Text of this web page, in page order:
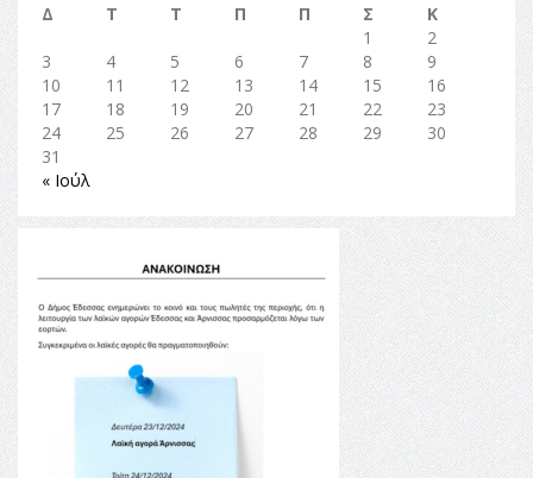
Δ
Τ Τ Π Π Σ
Κ
1
2
3
4 5 6 7 8
9
10
11 12 13 14 15
16
17
18 19 20 21 22
23
24
25 26 27 28 29
30
31
« Ιούλ